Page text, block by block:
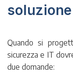
Quando si
sicurezza e IT
due domande: